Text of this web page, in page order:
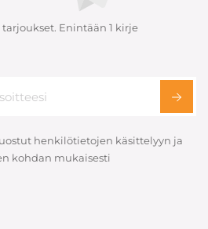
Enintään 1 kirje
henkilötietojen käsittelyyn ja
kohdan mukaisesti